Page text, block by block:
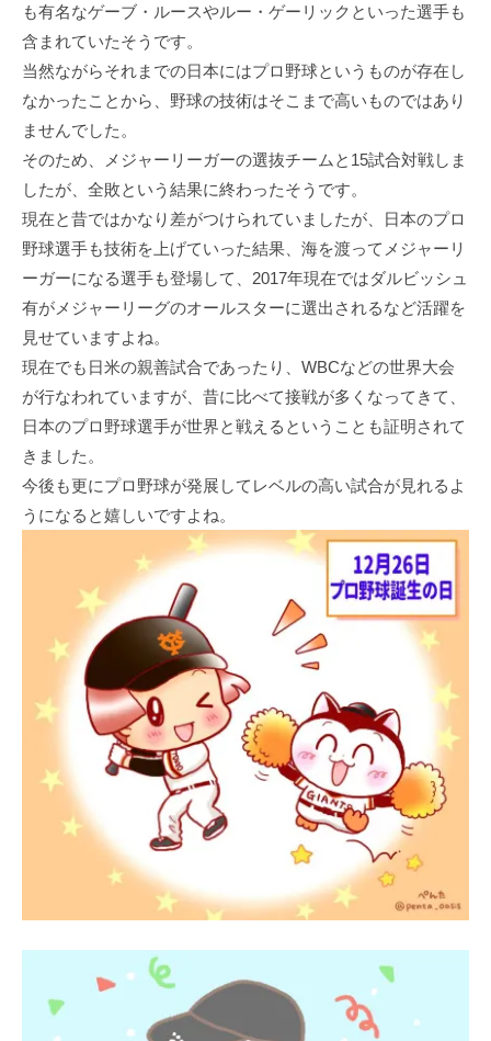
も有名なゲーブ・ルースやルー・ゲーリックといった選手も
含まれていたそうです。
当然ながらそれまでの日本にはプロ野球というものが存在し
なかったことから、野球の技術はそこまで高いものではあり
ませんでした。
そのため、メジャーリーガーの選抜チームと15試合対戦しま
したが、全敗という結果に終わったそうです。
現在と昔ではかなり差がつけられていましたが、日本のプロ
野球選手も技術を上げていった結果、海を渡ってメジャーリ
ーガーになる選手も登場して、2017年現在ではダルビッシュ
有がメジャーリーグのオールスターに選出されるなど活躍を
見せていますよね。
現在でも日米の親善試合であったり、WBCなどの世界大会
が行なわれていますが、昔に比べて接戦が多くなってきて、
日本のプロ野球選手が世界と戦えるということも証明されて
きました。
今後も更にプロ野球が発展してレベルの高い試合が見れるよ
うになると嬉しいですよね。